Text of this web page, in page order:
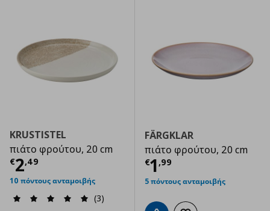
KRUSTISTEL
πιάτο φρούτου, 20 cm
€2,49
Τρέχουσα τιμή € 2,49
10 πόντους ανταμοιβής
(3)
FÄRGKLAR
πιάτο φρούτου, 20 cm
€1 ,99
Τρέχουσα
5 πόντους ανταμοιβής